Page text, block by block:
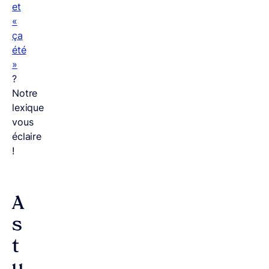
et
«
ça
été
»
?
Notre
lexique
vous
éclaire
!
A
s
t